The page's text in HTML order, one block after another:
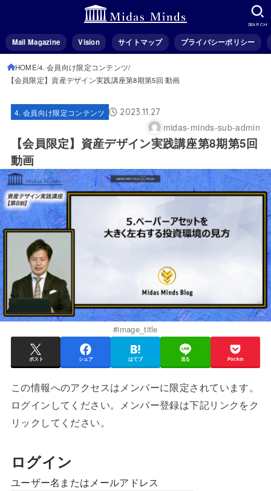
Mail Magazine Vision サイトマップ プライバシーポリシー
SEARCH
HOME 4. 会員向け限定コンテンツ
【会員限定】資産デザイン実践講座第8期第5回 動画
4. 会員向け限定コンテンツ 2023.11.27
midas-minds-sub-admin
【会員限定】資産デザイン実践講座第8期第5回
動画
#image_title
ポスト シェア はてブ 送る Pocket
この情報へのアクセスはメンバーに限定されています。
ログインしてください。メンバー登録は下記リンクをク
リックしてください。
ログイン
ユーザー名またはメールアドレス